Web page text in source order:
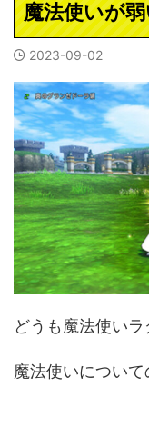
魔法使いが
2023-09-02
どうも魔法使いラ
魔法使いについて